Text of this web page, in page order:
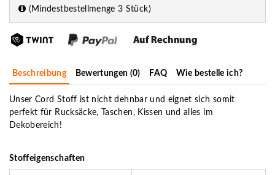
(Mindestbestellmenge 3 Stück)
Beschreibung Bewertungen (0) FAQ Wie bestelle ich?
Unser Cord Stoff ist nicht dehnbar und eignet sich somit
perfekt für Rucksäcke, Taschen, Kissen und alles im
Dekobereich!
Stoffeigenschaften